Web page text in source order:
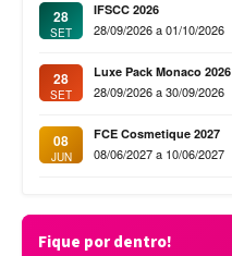
28
SET
IFSCC 2026
28/09/2026 a 01/10/2026
28
SET
Luxe Pack Monaco 2026
28/09/2026 a 30/09/2026
08
JUN
FCE Cosmetique 2027
08/06/2027 a 10/06/2027
Fique por dentro!